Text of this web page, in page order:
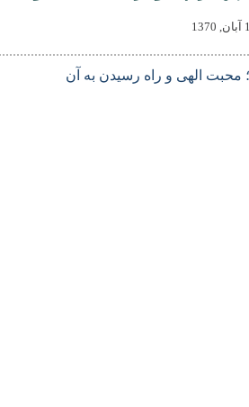
الهى و راه رسيدن به آن